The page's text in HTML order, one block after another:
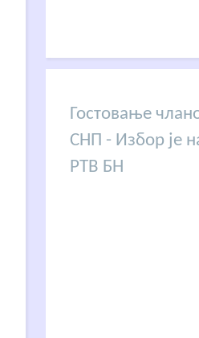
Гостовање
СНП - Избор је
РТВ БН